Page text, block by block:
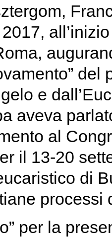
e
aveva
al
il 13-20
di
processi
per la